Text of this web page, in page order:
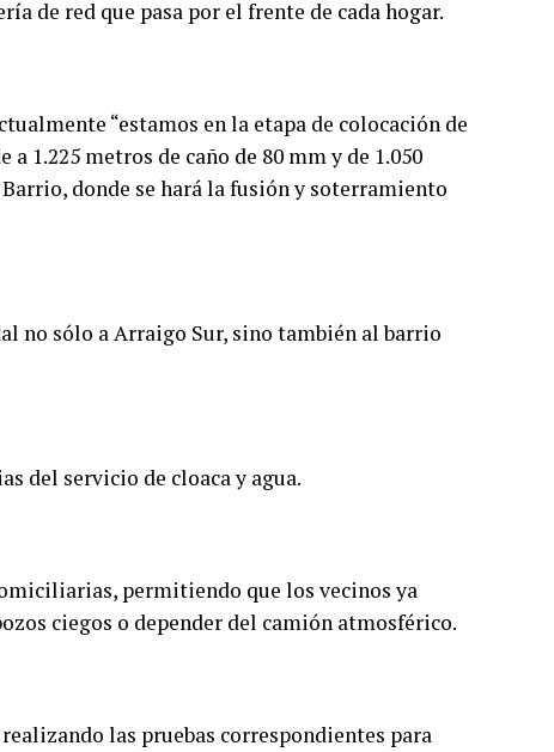
de red que pasa por el frente de cada hogar.
“estamos en la etapa de colocación de
1.225 metros de caño de 80 mm y de 1.050
donde se hará la fusión y soterramiento
no sólo a Arraigo Sur, sino también al barrio
del servicio de cloaca y agua.
permitiendo que los vecinos ya
ciegos o depender del camión atmosférico.
las pruebas correspondientes para